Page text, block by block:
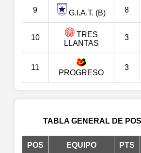
9 G.I.A.T. (B) 8
10
TRES
LLANTAS
3
11
PROGRESO
3
TABLA GENERAL DE
POS EQUIPO PTS